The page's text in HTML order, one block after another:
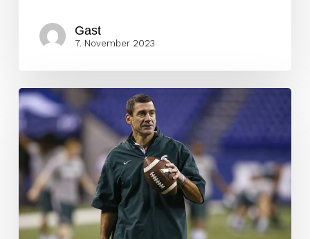
Gast
7. November 2023
Warner
wird
OC
Madrid